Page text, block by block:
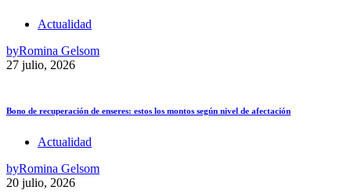
Actualidad
byRomina Gelsom
27 julio, 2026
Bono de recuperación de enseres: estos los montos según nivel de afectación
Actualidad
byRomina Gelsom
20 julio, 2026